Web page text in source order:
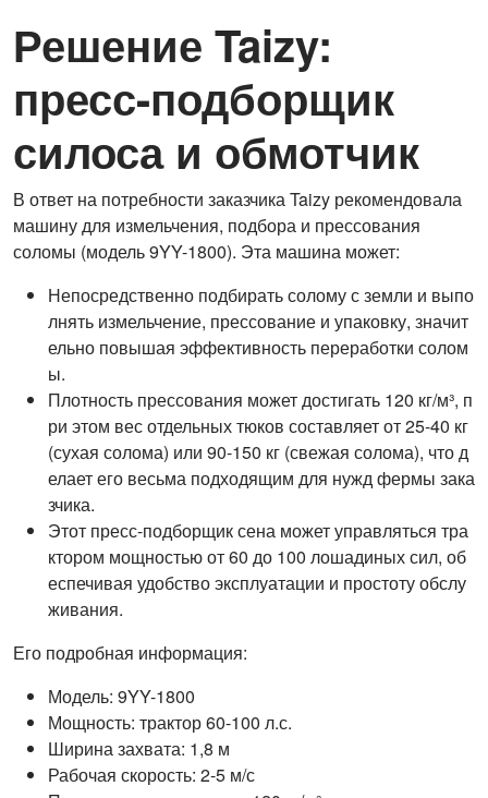
Решение Taizy:
пресс-подборщик
силоса и обмотчик
В ответ на потребности заказчика Taizy рекомендовала
машину для измельчения, подбора и прессования
соломы (модель 9YY-1800). Эта машина может:
Непосредственно подбирать солому с земли и выпо
лнять измельчение, прессование и упаковку, значит
ельно повышая эффективность переработки солом
ы.
Плотность прессования может достигать 120 кг/м³, п
ри этом вес отдельных тюков составляет от 25-40 кг
(сухая солома) или 90-150 кг (свежая солома), что д
елает его весьма подходящим для нужд фермы зака
зчика.
Этот пресс-подборщик сена может управляться тра
ктором мощностью от 60 до 100 лошадиных сил, об
еспечивая удобство эксплуатации и простоту обслу
живания.
Его подробная информация:
Модель: 9YY-1800
Мощность: трактор 60-100 л.с.
Ширина захвата: 1,8 м
Рабочая скорость: 2-5 м/с